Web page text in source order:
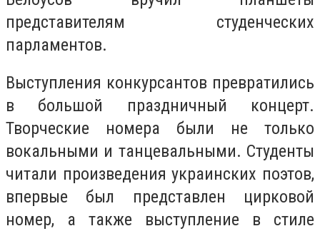
представителям студенческих
парламентов.
Выступления конкурсантов превратились
в большой праздничный концерт.
Творческие номера были не только
вокальными и танцевальными. Студенты
читали произведения украинских поэтов,
впервые был представлен цирковой
номер, а также выступление в стиле